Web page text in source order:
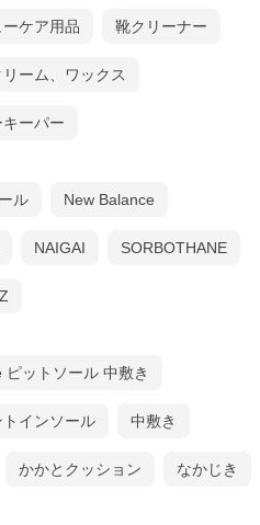
ケア用品 靴クリーナー
ーム、ワックス
ーパー
ル New Balance
NAIGAI SORBOTHANE
ピットソール 中敷き
インソール 中敷き
かかとクッション なかじき